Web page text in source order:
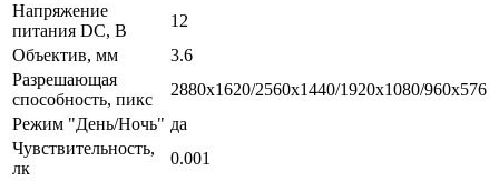
Напряжение
питания DC, В
12
Объектив, мм
3.6
Разрешающая
способность, пикс
2880х1620/2560х1440/1920х1080/960х576
Режим "День/Ночь" да
Чувствительность,
лк
0.001